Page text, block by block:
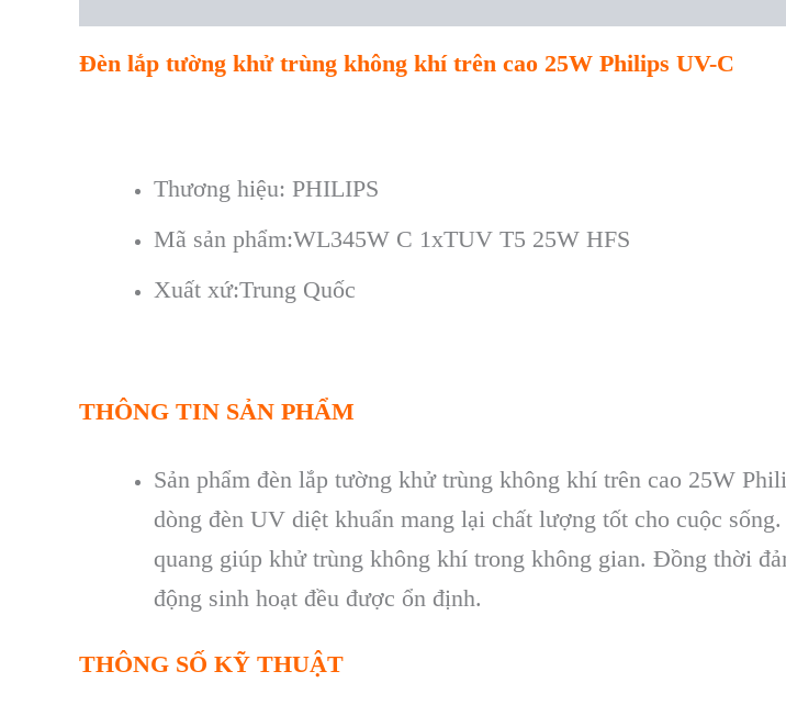
Đèn lắp tường khử trùng không khí trên cao 25W Philips UV-C
Thương hiệu: PHILIPS
Mã sản phẩm:WL345W C 1xTUV T5 25W HFS
Xuất xứ:Trung Quốc
THÔNG TIN SẢN PHẨM
Sản phẩm đèn lắp tường khử trùng không khí trên cao 25W
dòng đèn UV diệt khuẩn mang lại chất lượng tốt cho cuộc
quang giúp khử trùng không khí trong không gian. Đồng thời
động sinh hoạt đều được ổn định.
THÔNG SỐ KỸ THUẬT